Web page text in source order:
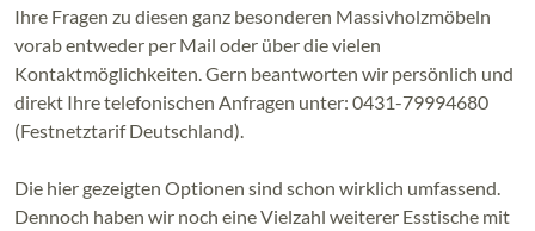
Ihre Fragen zu diesen ganz besonderen Massivholzmöbeln
vorab entweder per Mail oder über die vielen
Kontaktmöglichkeiten. Gern beantworten wir persönlich und
direkt Ihre telefonischen Anfragen unter: 0431-79994680
(Festnetztarif Deutschland).
Die hier gezeigten Optionen sind schon wirklich umfassend.
Dennoch haben wir noch eine Vielzahl weiterer Esstische mit